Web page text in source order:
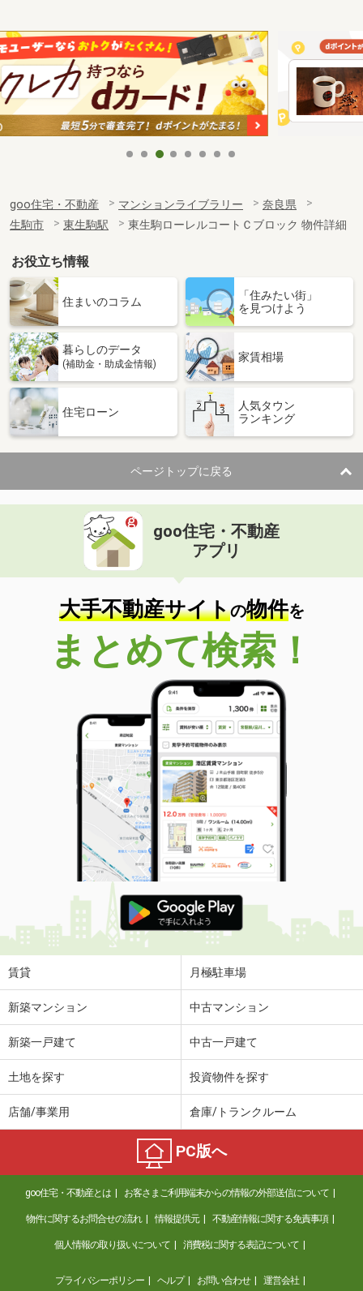
goo住宅・不動産 マンションライブラリー
奈良県
生駒市
東生駒駅 東生駒ローレルコートＣブロック 物件詳細
お役立ち情報
住まいのコラム
「住みたい街」
を見つけよう
暮らしのデータ
(補助金・助成金情報)
家賃相場
住宅ローン
人気タウン
ランキング
ページトップに戻る
goo住宅・不動産
アプリ
大手不動産サイトの物件を
まとめて検索！
賃貸 月極駐車場
新築マンション 中古マンション
新築一戸建て 中古一戸建て
土地を探す 投資物件を探す
店舗/事業用 倉庫/トランクルーム
PC版へ
goo住宅・不動産とは お客さまご利用端末からの情報の外部送信について
物件に関するお問合せの流れ 情報提供元 不動産情報に関する免責事項
個人情報の取り扱いについて 消費税に関する表記について
プライバシーポリシー ヘルプ お問い合わせ 運営会社